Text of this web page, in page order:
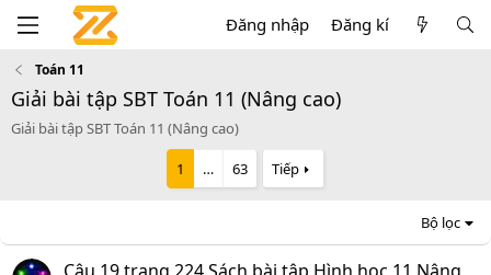
Đăng nhập Đăng kí
Toán 11
Giải bài tập SBT Toán 11 (Nâng cao)
Giải bài tập SBT Toán 11 (Nâng cao)
1 … 63 Tiếp
Bộ lọc